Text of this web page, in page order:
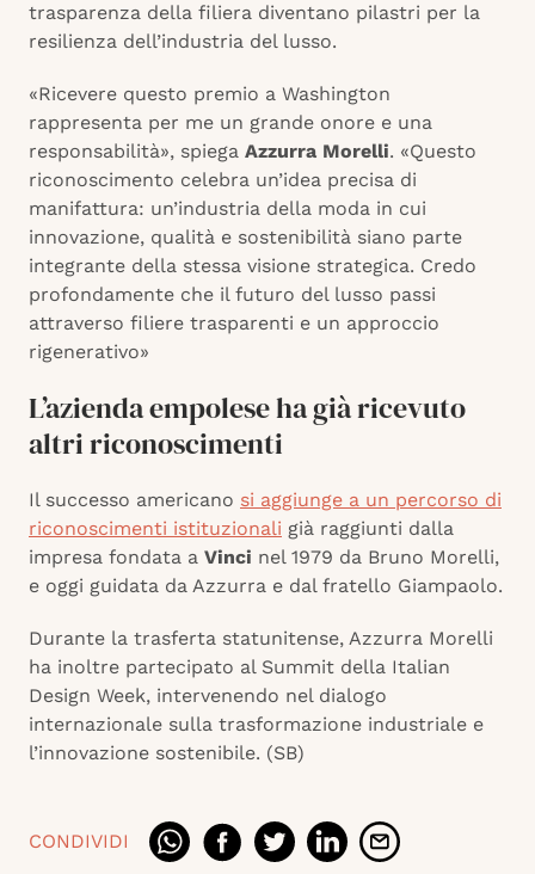
trasparenza della filiera diventano pilastri per la
resilienza dell’industria del lusso.
«Ricevere questo premio a Washington
rappresenta per me un grande onore e una
responsabilità», spiega Azzurra Morelli. «Questo
riconoscimento celebra un’idea precisa di
manifattura: un’industria della moda in cui
innovazione, qualità e sostenibilità siano parte
integrante della stessa visione strategica. Credo
profondamente che il futuro del lusso passi
attraverso filiere trasparenti e un approccio
rigenerativo»
L’azienda empolese ha già ricevuto
altri riconoscimenti
Il successo americano si aggiunge a un percorso di
riconoscimenti istituzionali già raggiunti dalla
impresa fondata a Vinci nel 1979 da Bruno Morelli,
e oggi guidata da Azzurra e dal fratello Giampaolo.
Durante la trasferta statunitense, Azzurra Morelli
ha inoltre partecipato al Summit della Italian
Design Week, intervenendo nel dialogo
internazionale sulla trasformazione industriale e
l’innovazione sostenibile. (SB)
CONDIVIDI